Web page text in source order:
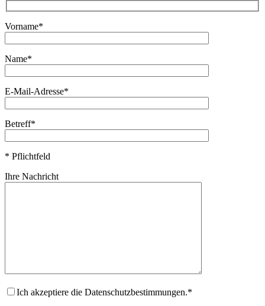
Vorname*
Name*
E-Mail-Adresse*
Betreff*
* Pflichtfeld
Ihre Nachricht
Ich akzeptiere die Datenschutzbestimmungen.*